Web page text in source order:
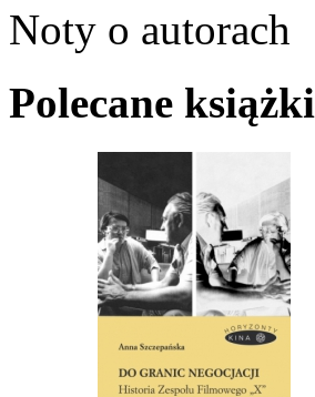
Noty o autorach
Polecane książki